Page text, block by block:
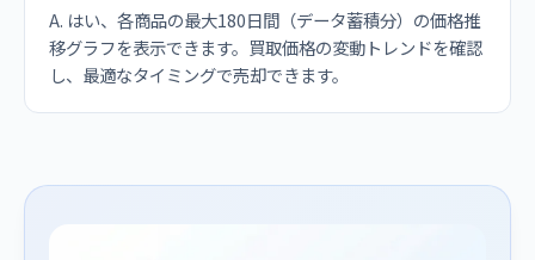
A. はい、各商品の最大180日間（データ蓄積分）の価格推
移グラフを表示できます。買取価格の変動トレンドを確認
し、最適なタイミングで売却できます。